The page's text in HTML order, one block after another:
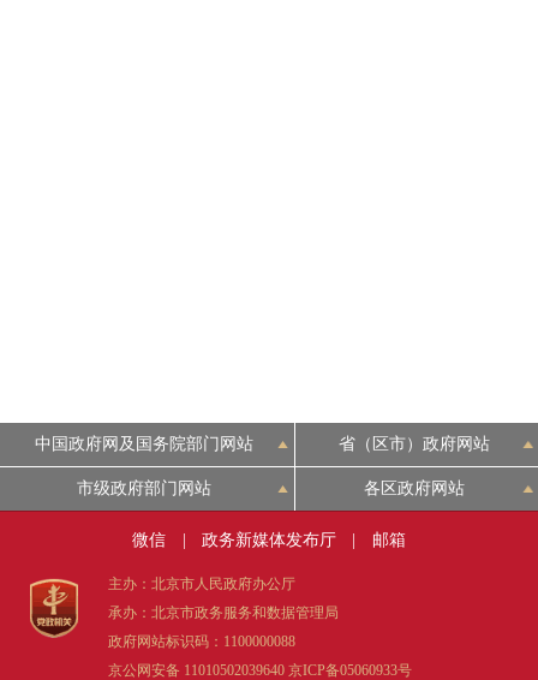
中国政府网及国务院部门网站 省（区市）政府网站
市级政府部门网站 各区政府网站
微信 政务新媒体发布厅 邮箱
主办：北京市人民政府办公厅
承办：北京市政务服务和数据管理局
政府网站标识码：1100000088
京公网安备 11010502039640 京ICP备05060933号